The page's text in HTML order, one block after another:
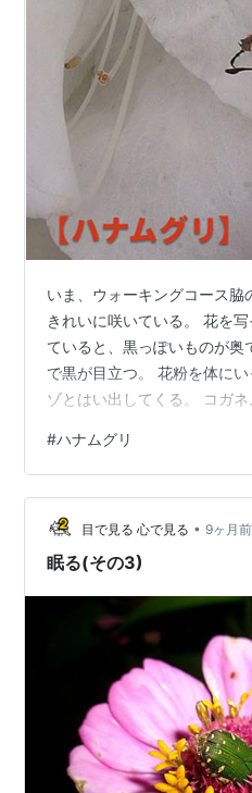
いま、ウォーキングコース
きれいに咲いている。 花を
ていると、黒っぽいものが
で黒が目立つ。 花粉を体に
ゾとはい出してくる。 コガ
リ（花潜）とある。 花潜とは
の方に潜っていた。 春から
り、蜜や花粉を食べるコガ
ブンと似ているけど、カナブ
は花を好むとあった。
#ハナムグリ
目で見る 心で見る • 9ヶ月前
眠る(その3)